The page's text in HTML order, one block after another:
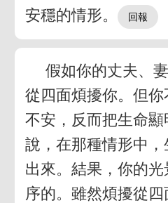
安穩的情形。
假如你的丈夫、
從四面煩擾你。但
不安，反而把生命
說，在那種情形中
出來。結果，你的
序的。雖然煩擾從